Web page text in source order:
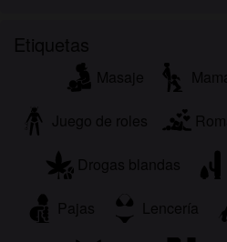
Etiquetas
Masaje
Juego de roles
Drogas blandas
Pajas Lencería